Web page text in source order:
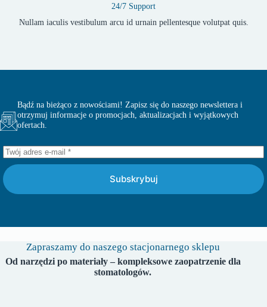
24/7 Support
Nullam iaculis vestibulum arcu id urnain pellentesque volutpat quis.
Bądź na bieżąco z nowościami! Zapisz się do naszego newslettera i
otrzymuj informacje o promocjach, aktualizacjach i wyjątkowych
ofertach.
Subskrybuj
Zapraszamy do naszego stacjonarnego sklepu
Od narzędzi po materiały – kompleksowe zaopatrzenie dla
stomatologów.